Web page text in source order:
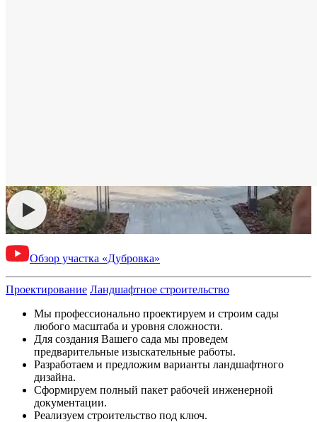
Обзор участка «Дубровка»
Проектирование Ландшафтное строительство
Мы профессионально проектируем и строим сады
любого масштаба и уровня сложности.
Для создания Вашего сада мы проведем
предварительные изыскательные работы.
Разработаем и предложим варианты ландшафтного
дизайна.
Сформируем полный пакет рабочей инженерной
документации.
Реализуем строительство под ключ.